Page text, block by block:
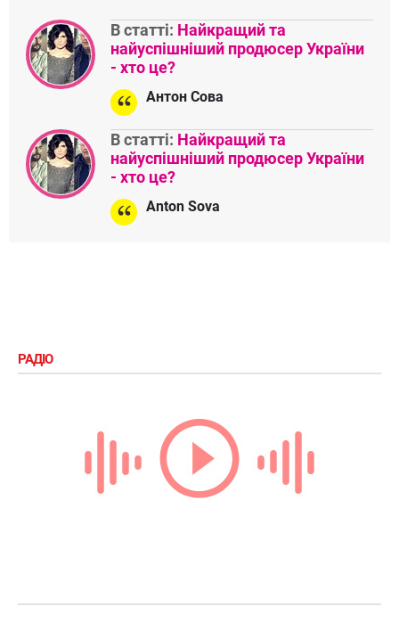
В статті: Найкращий та
найуспішніший продюсер України
- хто це?
Антон Сова
В статті: Найкращий та
найуспішніший продюсер України
- хто це?
Anton Sova
РАДІО